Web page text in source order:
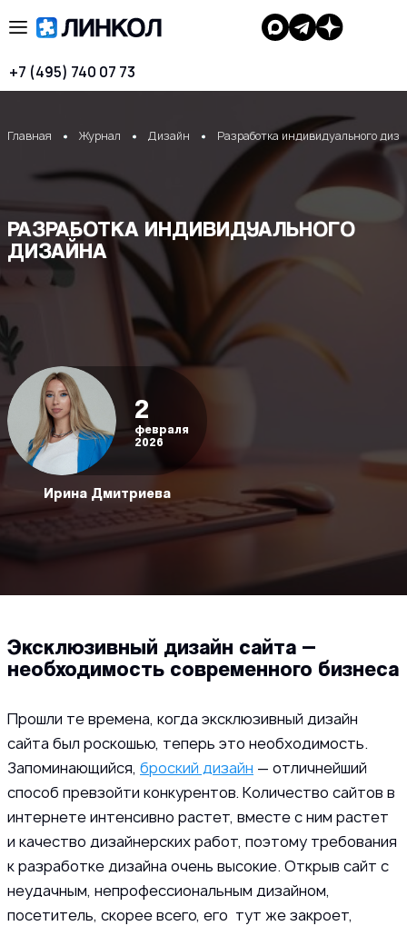
+7 (495) 740 07 73
Главная Журнал Дизайн Разработка индивидуального
РАЗРАБОТКА ИНДИВИДУАЛЬНОГО
ДИЗАЙНА
2
февраля
2026
Ирина Дмитриева
Эксклюзивный дизайн сайта —
необходимость современного бизнеса
Прошли те времена, когда эксклюзивный дизайн
сайта был роскошью, теперь это необходимость.
Запоминающийся, броский дизайн — отличнейший
способ превзойти конкурентов. Количество сайтов в
интернете интенсивно растет, вместе с ним растет
и качество дизайнерских работ, поэтому требования
к разработке дизайна очень высокие. Открыв сайт с
неудачным, непрофессиональным дизайном,
посетитель, скорее всего, его тут же закроет,